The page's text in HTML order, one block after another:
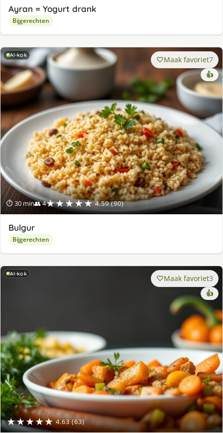
Ayran = Yogurt drank
Bijgerechten
AI-kok
⏱ 30 min👥 4★★★★★ 4.59 (90)
Maak favoriet7
👍
Bulgur
Bijgerechten
AI-kok
★★★★★ 4.63 (63)
Maak favoriet3
👍